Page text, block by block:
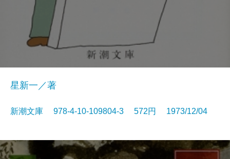
星新一／著
新潮文庫 978-4-10-109804-3 572円 1973/12/04